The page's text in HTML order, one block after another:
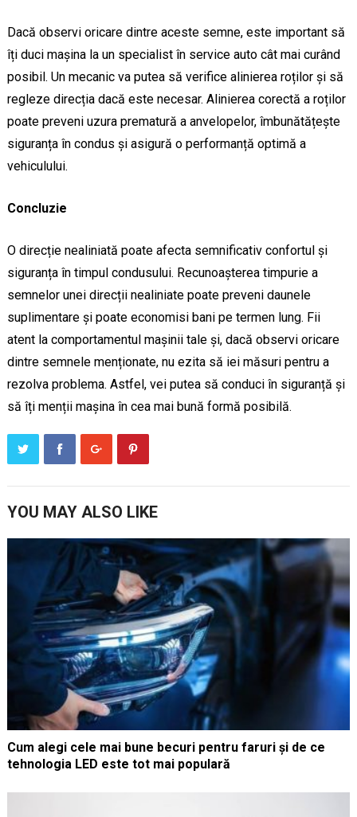
Dacă observi oricare dintre aceste semne, este important să
îți duci mașina la un specialist în service auto cât mai curând
posibil. Un mecanic va putea să verifice alinierea roților și să
regleze direcția dacă este necesar. Alinierea corectă a roților
poate preveni uzura prematură a anvelopelor, îmbunătățește
siguranța în condus și asigură o performanță optimă a
vehiculului.
Concluzie
O direcție nealiniată poate afecta semnificativ confortul și
siguranța în timpul condusului. Recunoașterea timpurie a
semnelor unei direcții nealiniate poate preveni daunele
suplimentare și poate economisi bani pe termen lung. Fii
atent la comportamentul mașinii tale și, dacă observi oricare
dintre semnele menționate, nu ezita să iei măsuri pentru a
rezolva problema. Astfel, vei putea să conduci în siguranță și
să îți menții mașina în cea mai bună formă posibilă.
YOU MAY ALSO LIKE
Cum alegi cele mai bune becuri pentru faruri și de ce
tehnologia LED este tot mai populară